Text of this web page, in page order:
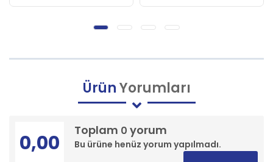
ÜrünYorumları
Toplam 0 yorum
Bu ürüne henüz yorum yapılmadı.
0,00